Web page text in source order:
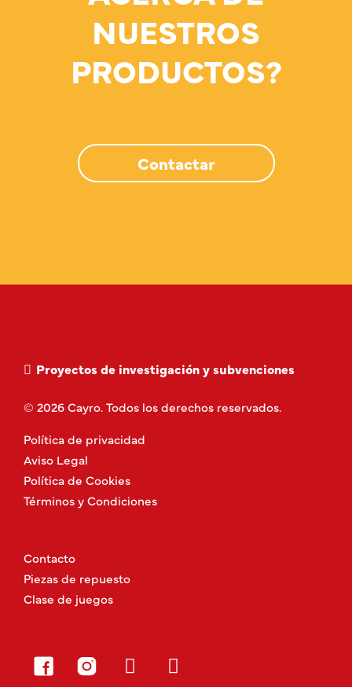
NUESTROS
PRODUCTOS?
Contactar
Proyectos de investigación y subvenciones
© 2026 Cayro. Todos los derechos reservados.
Política de privacidad
Aviso Legal
Política de Cookies
Términos y Condiciones
Contacto
Piezas de repuesto
Clase de juegos